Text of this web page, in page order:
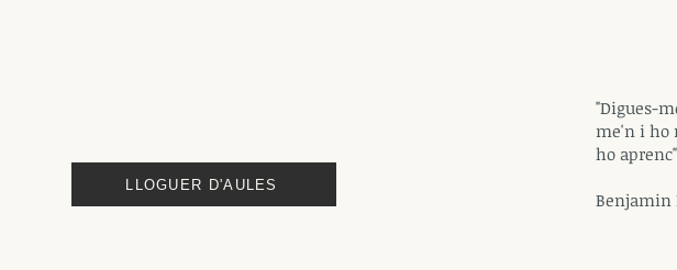
LLOGUER D'AULES
"Digues-
me'n i ho
ho aprenc"